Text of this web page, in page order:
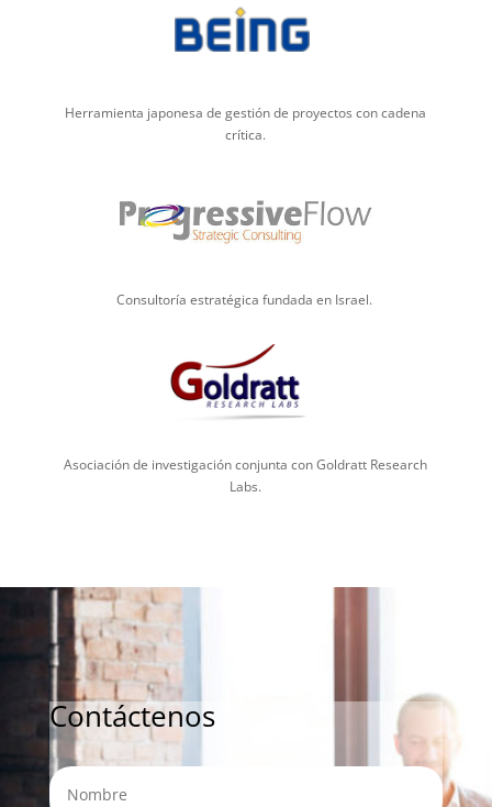
Herramienta japonesa de gestión de proyectos con cadena
crítica.
Consultoría estratégica fundada en Israel.
Asociación de investigación conjunta con Goldratt Research
Labs.
Contáctenos